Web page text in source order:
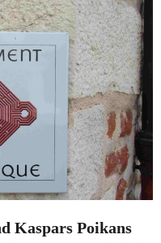
Kaspars Poikans